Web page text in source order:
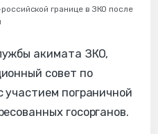
границе в ЗКО после
акимата ЗКО,
совет по
участием пограничной
госорганов.